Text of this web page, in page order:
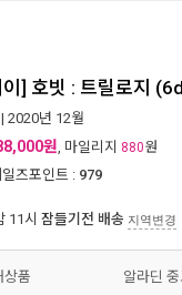
이] 호빗 : 트릴로지
| 2020년 12월
원, 마일리지 880원
즈포인트 : 979
11시 잠들기전 배송 지역변경
상품 알라딘